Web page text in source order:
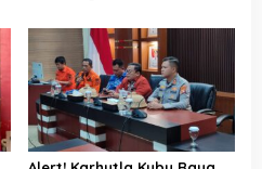
Titik Rawan Karhutla